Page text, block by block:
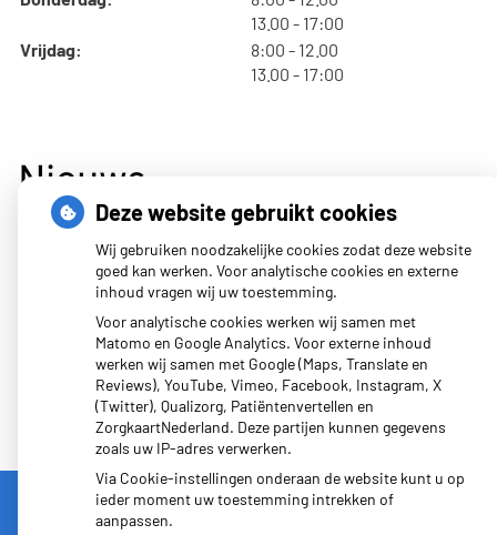
13.00 tot
- 17:00
Vrijdag:
8:00 tot
- 12.00
13.00 tot
- 17:00
Nieuws
Afscheid drs. Vos… welkom terug drs. Boersema
Afscheid van Fieke (Praktijkverpleegkundige)
Deze website gebruikt cookies
Wij gebruiken noodzakelijke cookies zodat deze website
goed kan werken. Voor analytische cookies en externe
inhoud vragen wij uw toestemming.
Voor analytische cookies werken wij samen met
Matomo en Google Analytics. Voor externe inhoud
werken wij samen met Google (Maps, Translate en
Reviews), YouTube, Vimeo, Facebook, Instagram, X
(Twitter), Qualizorg, Patiëntenvertellen en
ZorgkaartNederland. Deze partijen kunnen gegevens
zoals uw IP-adres verwerken.
Via Cookie-instellingen onderaan de website kunt u op
ieder moment uw toestemming intrekken of
aanpassen.